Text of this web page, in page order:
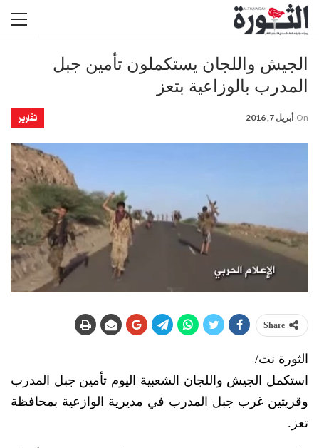
الجيش واللجان يستكملون تأمين جبل
المدرب بالوزاعية بتعز
تقارير On أبريل 7, 2016
Share
الثورة نت/
استكمل الجيش واللجان الشعبية اليوم تأمين جبل المدرب
وقريتين غرب جبل المدرب في مديرية الوازعية بمحافظة
تعز.